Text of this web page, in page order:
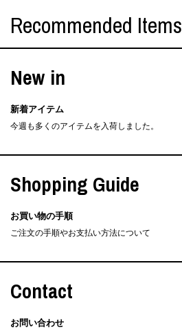
Recommended Items
New in
新着アイテム
今週も多くのアイテムを入荷しました。
Shopping Guide
お買い物の手順
ご注文の手順やお支払い方法について
Contact
お問い合わせ